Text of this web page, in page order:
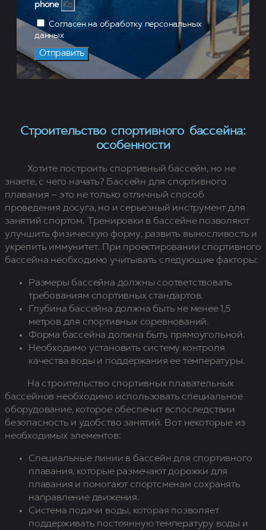
phone
Согласен на обработку персональных
данных
Отправить
Строительство спортивного бассейна:
особенности
Хотите построить спортивный бассейн, но не
знаете, с чего начать? Бассейн для спортивного
плавания – это не только отличный способ
проведения досуга, но и серьезный инструмент для
занятий спортом. Тренировки в бассейне позволяют
улучшить физическую форму, развить выносливость и
укрепить иммунитет. При проектировании спортивного
бассейна необходимо учитывать следующие факторы:
Размеры бассейна должны соответствовать
требованиям спортивных стандартов.
Глубина бассейна должна быть не менее 1,5
метров для спортивных соревнований.
Форма бассейна должна быть прямоугольной.
Необходимо установить систему контроля
качества воды и поддержания ее температуры.
На строительство спортивных плавательных
бассейнов необходимо использовать специальное
оборудование, которое обеспечит вспоследствии
безопасность и удобство занятий. Вот некоторые из
необходимых элементов:
Специальные линии в бассейн для спортивного
плавания, которые размечают дорожки для
плавания и помогают спортсменам сохранять
направление движения.
Система подачи воды, которая позволяет
поддерживать постоянную температуру воды и
+7 (988) 385-94-04
Telegram